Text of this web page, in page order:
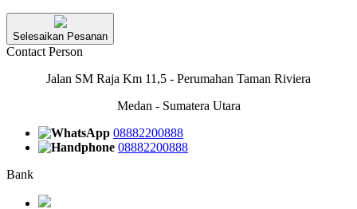
Selesaikan Pesanan
Contact Person
Jalan SM Raja Km 11,5 - Perumahan Taman Riviera
Medan - Sumatera Utara
08882200888
08882200888
Bank